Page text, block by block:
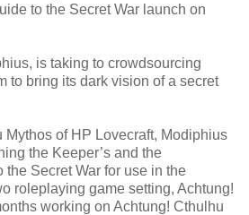
to the Secret War launch on
is taking to crowdsourcing
to bring its dark vision of a secret
Mythos of HP Lovecraft, Modiphius
the Keeper’s and the
the Secret War for use in the
roleplaying game setting, Achtung!
working on Achtung! Cthulhu